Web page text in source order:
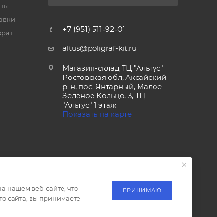
+7 (951) 511-92-01
altus@poligraf-kit.ru
Магазин-склад ТЦ "Альтус"
Ростовская обл, Аксайский
р-н, пос. Янтарный, Малое
Зеленое Кольцо, 3, ТЦ
"Альтус" 1 этаж
Показать на карте
нашем веб-сайте, что
сайта, вы принимаете
ПРИНИМАЮ